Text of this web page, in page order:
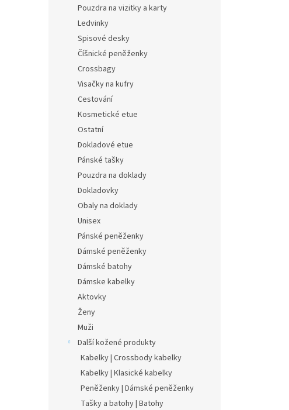
Pouzdra na vizitky a karty
Ledvinky
Spisové desky
Číšnické peněženky
Crossbagy
Visačky na kufry
Cestování
Kosmetické etue
Ostatní
Dokladové etue
Pánské tašky
Pouzdra na doklady
Dokladovky
Obaly na doklady
Unisex
Pánské peněženky
Dámské peněženky
Dámské batohy
Dámske kabelky
Aktovky
Ženy
Muži
Další kožené produkty
Kabelky | Crossbody kabelky
Kabelky | Klasické kabelky
Peněženky | Dámské peněženky
Tašky a batohy | Batohy